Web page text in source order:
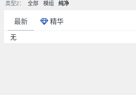
类型2：
全部 模组 纯净
最新 精华
无